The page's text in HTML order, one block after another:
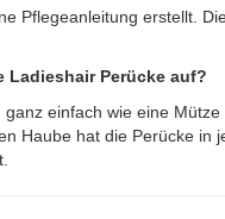
Pflegeanleitung erstellt.
Ladieshair Perücke auf?
einfach wie eine Mütze
Haube hat die Perücke in